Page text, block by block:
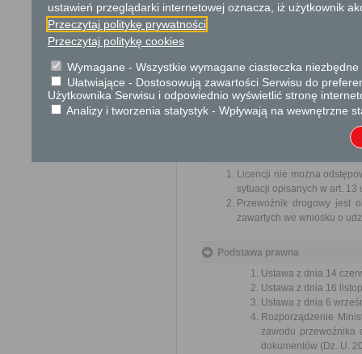
Skargi i wnioski
Przedmiotem wniosku
usprawnienie pracy i
Organ właściwy dla
miesiąca.
Licencji nie można
sytuacji opisanych w art. 13
Przewoźnik drogowy jest
zawartych we wniosku o
Podstawa prawna
Ustawa z dnia 14
Ustawa z dnia 16
Ustawa z dnia 6
Rozporządzenie
zawodu przewoźnika
dokumentów (Dz. U.
ustawień przeglądarki internetowej oznacza, iż użytkownik
Przeczytaj politykę prywatności
Przeczytaj politykę cookies
Wymagane - Wszystkie wymagane ciasteczka
Ułatwiające - Dostosowują zawartości Serwisu do
Użytkownika Serwisu i odpowiednio wyświetlić stronę
Analizy i tworzenia statystyk - Wpływają na wewnętrzne